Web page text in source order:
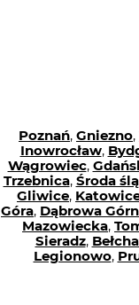
Poznań, Gniezno,
Inowrocław,
Wągrowiec,
Trzebnica, Środa
Gliwice,
Góra, Dąbrowa
Mazowiecka,
Sieradz,
Legionowo,